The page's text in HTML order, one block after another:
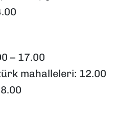
– 17.00
mahalleleri: 12.00